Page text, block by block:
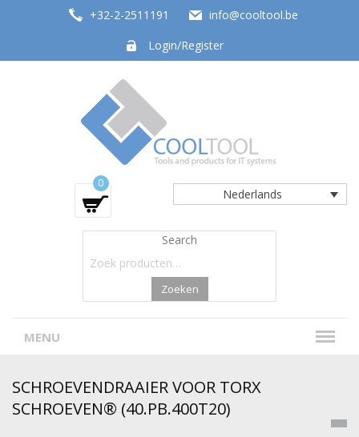
+32-2-2511191
info@cooltool.be
Login/Register
Tools and products for office systems
Nederlands
0
Search
Zoeken
MENU
SCHROEVENDRAAIER VOOR TORX
SCHROEVEN® (40.PB.400T20)